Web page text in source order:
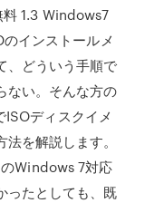
1.3 Windows7
インストールメ
、どういう手順で
ない。そんな方の
ディスクイメ
を解説します。
Windows 7対応
ったとしても、既